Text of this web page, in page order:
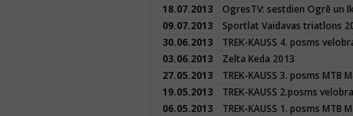
18.07.2013
OgresTV: sestdien Ogrē un
09.07.2013
Sportlat Vaidavas triatlons
30.06.2013
TREK-KAUSS 4. posms
03.06.2013
Zelta Keda 2013
27.05.2013
TREK-KAUSS 3. posms MTB
19.05.2013
TREK-KAUSS 2.posms
06.05.2013
TREK-KAUSS 1. posms MTB